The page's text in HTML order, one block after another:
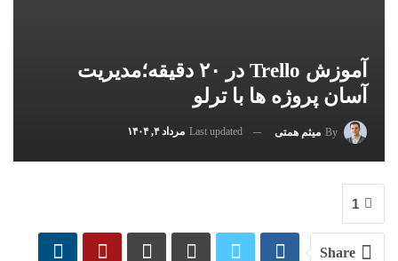
آموزش Trello در ۲۰ دقیقه؛مدیریت
آسان پروژه ها با ترلو
By میثم همتی Last updated مرداد ۴, ۱۴۰۴
1
Share